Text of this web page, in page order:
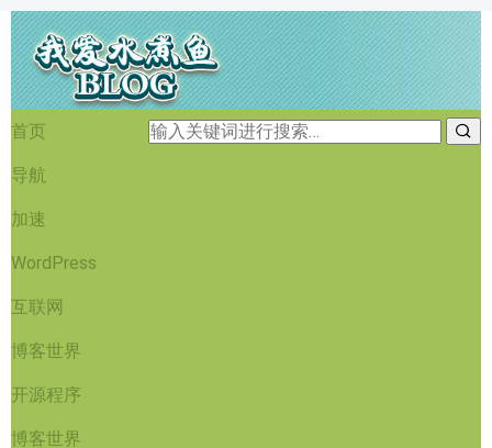
首页
导航
加速
WordPress
互联网
博客世界
开源程序
博客世界